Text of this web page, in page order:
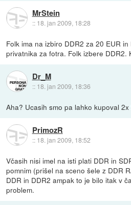
MrStein
:: 18. jan 2009, 18:28
Folk ima na izbiro DDR2 za 20 EUR
privatnika za fotra. Folk izbere DDR2.
Dr_M
:: 18. jan 2009, 18:36
Aha? Ucasih smo pa lahko kupoval
PrimozR
:: 18. jan 2009, 18:52
Včasih nisi imel na isti plati DDR in
pomnim (prišel na sceno šele z DDR
DDR in DDR2 ampak to je bilo itak v
problem.